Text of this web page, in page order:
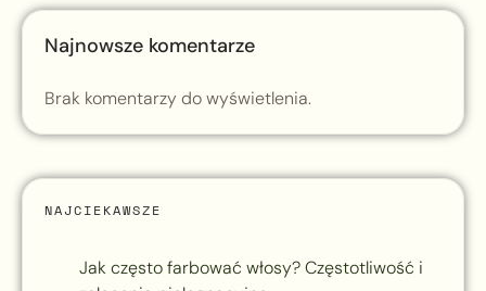
Najnowsze komentarze
Brak komentarzy do wyświetlenia.
NAJCIEKAWSZE
Jak często farbować włosy? Częstotliwość i